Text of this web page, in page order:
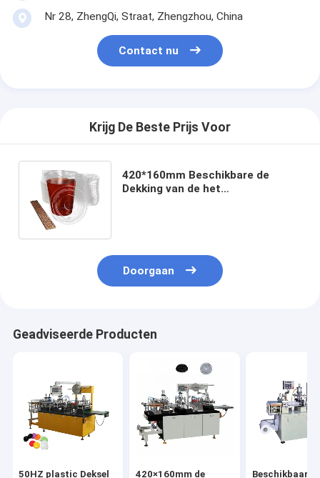
Nr 28, ZhengQi, Straat, Zhengzhou, China
Contact nu
Krijg De Beste Prijs Voor
420*160mm Beschikbare de
Dekking van de het
Doorgaan
Geadviseerde Producten
50HZ plastic Deksel 420×160mm de Beschikbaar